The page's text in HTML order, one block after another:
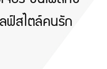
ฟ์สไตล์คนรัก